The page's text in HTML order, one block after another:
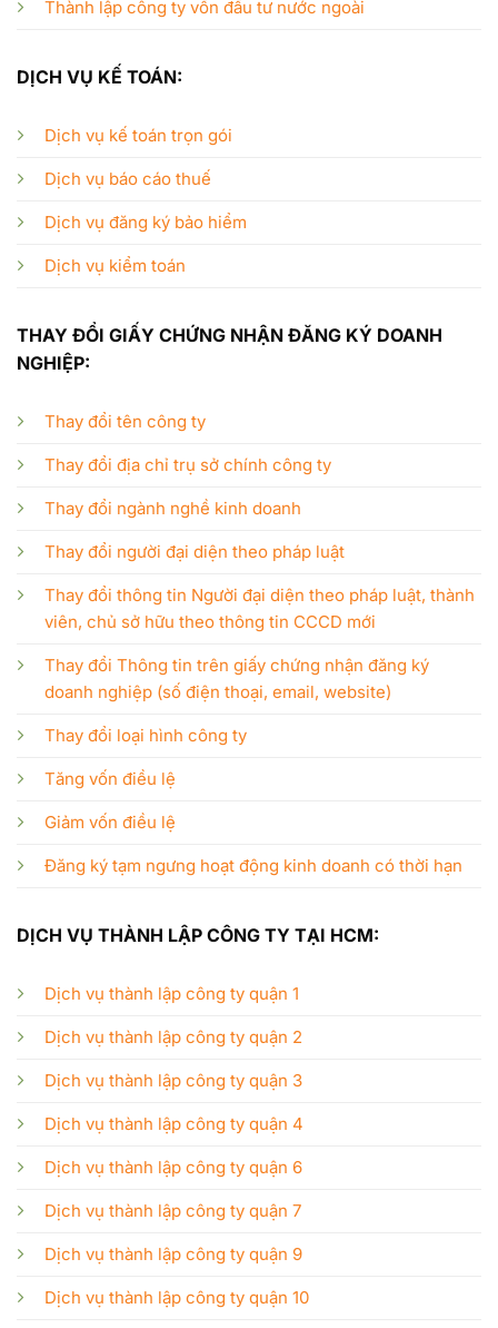
Thành lập công ty vốn đầu tư nước ngoài
DỊCH VỤ KẾ TOÁN:
Dịch vụ kế toán trọn gói
Dịch vụ báo cáo thuế
Dịch vụ đăng ký bảo hiểm
Dịch vụ kiểm toán
THAY ĐỔI GIẤY CHỨNG NHẬN ĐĂNG KÝ DOANH
NGHIỆP:
Thay đổi tên công ty
Thay đổi địa chỉ trụ sở chính công ty
Thay đổi ngành nghề kinh doanh
Thay đổi người đại diện theo pháp luật
Thay đổi thông tin Người đại diện theo pháp luật, thành
viên, chủ sở hữu theo thông tin CCCD mới
Thay đổi Thông tin trên giấy chứng nhận đăng ký
doanh nghiệp (số điện thoại, email, website)
Thay đổi loại hình công ty
Tăng vốn điều lệ
Giảm vốn điều lệ
Đăng ký tạm ngưng hoạt động kinh doanh có thời hạn
DỊCH VỤ THÀNH LẬP CÔNG TY TẠI HCM:
Dịch vụ thành lập công ty quận 1
Dịch vụ thành lập công ty quận 2
Dịch vụ thành lập công ty quận 3
Dịch vụ thành lập công ty quận 4
Dịch vụ thành lập công ty quận 6
Dịch vụ thành lập công ty quận 7
Dịch vụ thành lập công ty quận 9
Dịch vụ thành lập công ty quận 10